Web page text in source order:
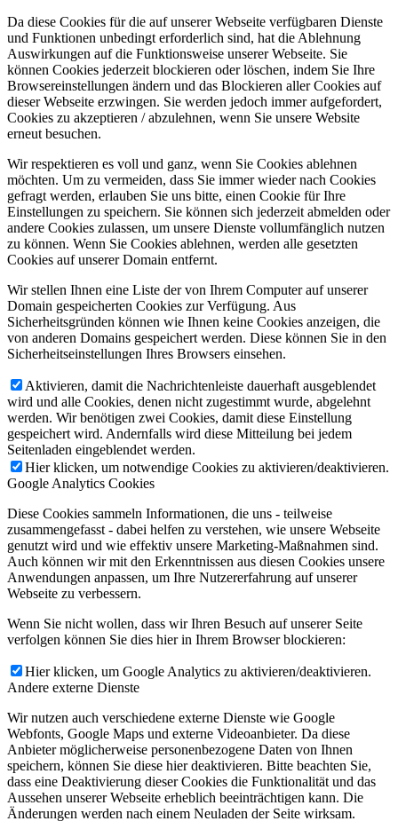
Da diese Cookies für die auf unserer Webseite verfügbaren Dienste
und Funktionen unbedingt erforderlich sind, hat die Ablehnung
Auswirkungen auf die Funktionsweise unserer Webseite. Sie
können Cookies jederzeit blockieren oder löschen, indem Sie Ihre
Browsereinstellungen ändern und das Blockieren aller Cookies auf
dieser Webseite erzwingen. Sie werden jedoch immer aufgefordert,
Cookies zu akzeptieren / abzulehnen, wenn Sie unsere Website
erneut besuchen.
Wir respektieren es voll und ganz, wenn Sie Cookies ablehnen
möchten. Um zu vermeiden, dass Sie immer wieder nach Cookies
gefragt werden, erlauben Sie uns bitte, einen Cookie für Ihre
Einstellungen zu speichern. Sie können sich jederzeit abmelden oder
andere Cookies zulassen, um unsere Dienste vollumfänglich nutzen
zu können. Wenn Sie Cookies ablehnen, werden alle gesetzten
Cookies auf unserer Domain entfernt.
Wir stellen Ihnen eine Liste der von Ihrem Computer auf unserer
Domain gespeicherten Cookies zur Verfügung. Aus
Sicherheitsgründen können wie Ihnen keine Cookies anzeigen, die
von anderen Domains gespeichert werden. Diese können Sie in den
Sicherheitseinstellungen Ihres Browsers einsehen.
Aktivieren, damit die Nachrichtenleiste dauerhaft ausgeblendet
wird und alle Cookies, denen nicht zugestimmt wurde, abgelehnt
werden. Wir benötigen zwei Cookies, damit diese Einstellung
gespeichert wird. Andernfalls wird diese Mitteilung bei jedem
Seitenladen eingeblendet werden.
Hier klicken, um notwendige Cookies zu aktivieren/deaktivieren.
Google Analytics Cookies
Diese Cookies sammeln Informationen, die uns - teilweise
zusammengefasst - dabei helfen zu verstehen, wie unsere Webseite
genutzt wird und wie effektiv unsere Marketing-Maßnahmen sind.
Auch können wir mit den Erkenntnissen aus diesen Cookies unsere
Anwendungen anpassen, um Ihre Nutzererfahrung auf unserer
Webseite zu verbessern.
Wenn Sie nicht wollen, dass wir Ihren Besuch auf unserer Seite
verfolgen können Sie dies hier in Ihrem Browser blockieren:
Hier klicken, um Google Analytics zu aktivieren/deaktivieren.
Andere externe Dienste
Wir nutzen auch verschiedene externe Dienste wie Google
Webfonts, Google Maps und externe Videoanbieter. Da diese
Anbieter möglicherweise personenbezogene Daten von Ihnen
speichern, können Sie diese hier deaktivieren. Bitte beachten Sie,
dass eine Deaktivierung dieser Cookies die Funktionalität und das
Aussehen unserer Webseite erheblich beeinträchtigen kann. Die
Änderungen werden nach einem Neuladen der Seite wirksam.